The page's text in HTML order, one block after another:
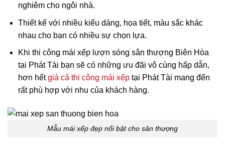
nghiêm cho ngôi nhà.
Thiết kế với nhiều kiểu dáng, họa tiết, màu sắc khác
nhau cho bạn có nhiều sự chọn lựa.
Khi thi công mái xếp lượn sóng sân thượng Biên Hòa
tại Phát Tài bạn sẽ có những ưu đãi vô cùng hấp dẫn,
hơn hếtgiá cả thi công mái xếptại Phát Tài mang đến
rất phù hợp với nhu của khách hàng.
Mẫu mái xếp đẹp nổi bật cho sân thượng